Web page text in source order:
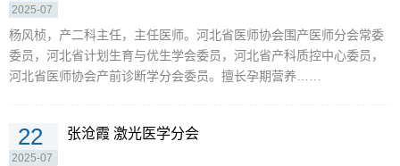
2025-07
杨风桢，产二科主任，主任医师。河北省医师协会围产医师分会常委
委员，河北省计划生育与优生学会委员，河北省产科质控中心委员，
河北省医师协会产前诊断学分会委员。擅长孕期营养……
22
2025-07
张沧霞 激光医学分会